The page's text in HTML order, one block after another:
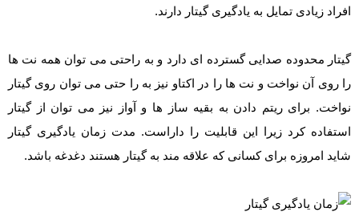
افراد زیادی تمایل به یادگیری گیتار دارند.
گیتار محدوده صدایی گسترده ای دارد و به راحتی می توان همه نت ها
را روی آن نواخت و نت ها را در اکتاو نیز به را حتی می توان روی گیتار
نواخت. برای ریتم دادن به بقیه ساز ها و آواز نیز می توان از گیتار
استفاده کرد زیرا این قابلیت را داراست. مدت زمان یادگیری گیتار
شاید امروزه برای کسانی که علاقه مند به گیتار هستند دغدغه باشد.